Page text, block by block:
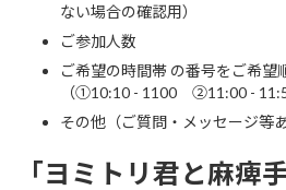
ない場合の確認用）
ご参加人数
ご希望の時間帯 の番号をご希望
（①10:10 - 1100 ②11:00 -
その他（ご質問・メッセージ等
「ヨミトリ君と麻痺